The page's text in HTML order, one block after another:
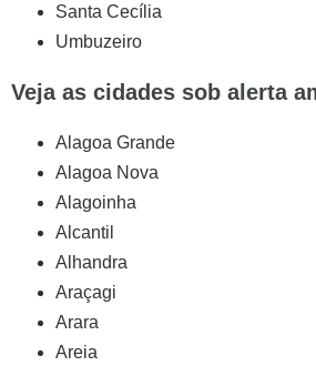
Santa Cecília
Umbuzeiro
Veja as cidades sob alerta
Alagoa Grande
Alagoa Nova
Alagoinha
Alcantil
Alhandra
Araçagi
Arara
Areia